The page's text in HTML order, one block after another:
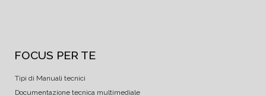
FOCUS PER TE
Tipi di Manuali tecnici
Documentazione tecnica multimediale